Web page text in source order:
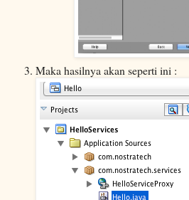
Maka hasilnya akan seperti ini :